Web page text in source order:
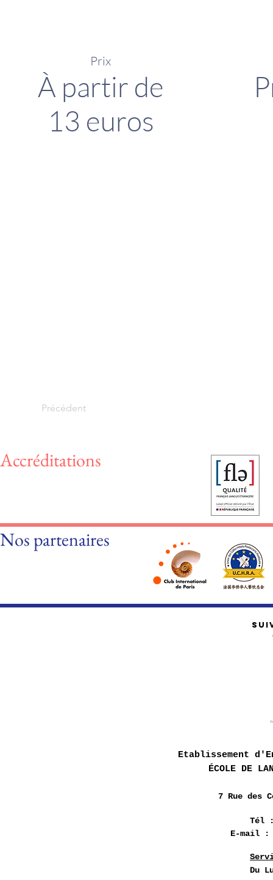
À partir de
13 euros
Prix
Précédent
Accréditations
Nos partenaires
Etablissement
ÉCOLE DE
7 Rue des
Tél
E-mail
Du